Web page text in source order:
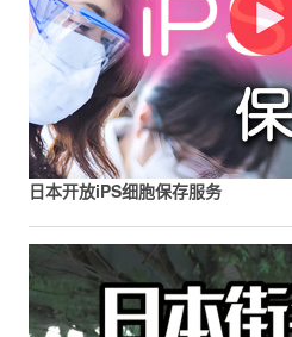
日本开放iPS细胞保存服务